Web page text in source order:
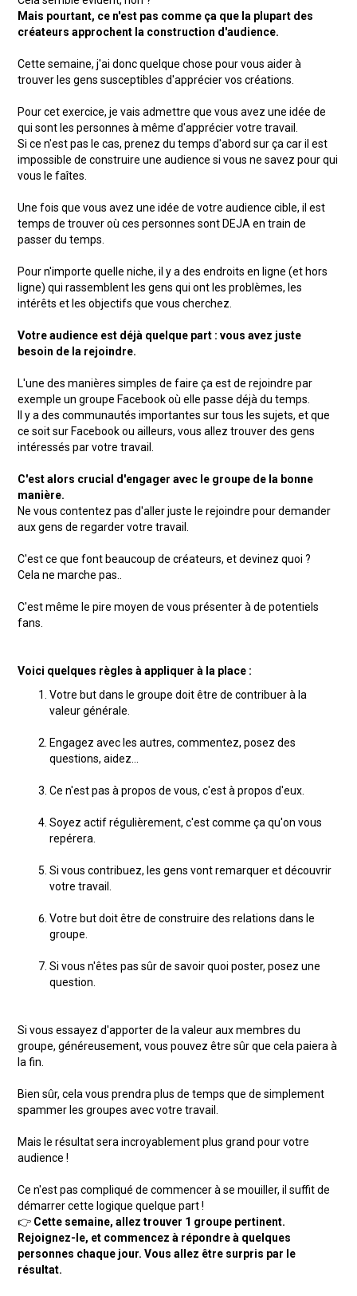
Mais pourtant, ce n'est pas comme ça que la plupart des
créateurs approchent la construction d'audience.
Cette semaine, j'ai donc quelque chose pour vous aider à
trouver les gens susceptibles d'apprécier vos créations.
Pour cet exercice, je vais admettre que vous avez une idée de
qui sont les personnes à même d'apprécier votre travail.
Si ce n'est pas le cas, prenez du temps d'abord sur ça car il est
impossible de construire une audience si vous ne savez pour qui
vous le faîtes.
Une fois que vous avez une idée de votre audience cible, il est
temps de trouver où ces personnes sont DEJA en train de
passer du temps.
Pour n'importe quelle niche, il y a des endroits en ligne (et hors
ligne) qui rassemblent les gens qui ont les problèmes, les
intérêts et les objectifs que vous cherchez.
Votre audience est déjà quelque part : vous avez juste
besoin de la rejoindre.
L'une des manières simples de faire ça est de rejoindre par
exemple un groupe Facebook où elle passe déjà du temps.
Il y a des communautés importantes sur tous les sujets, et que
ce soit sur Facebook ou ailleurs, vous allez trouver des gens
intéressés par votre travail.
C'est alors crucial d'engager avec le groupe de la bonne
manière.
Ne vous contentez pas d'aller juste le rejoindre pour demander
aux gens de regarder votre travail.
C'est ce que font beaucoup de créateurs, et devinez quoi ?
Cela ne marche pas..
C'est même le pire moyen de vous présenter à de potentiels
fans.
Voici quelques règles à appliquer à la place :
Votre but dans le groupe doit être de contribuer à la
valeur générale.
Engagez avec les autres, commentez, posez des
questions, aidez...
Ce n'est pas à propos de vous, c'est à propos d'eux.
Soyez actif régulièrement, c'est comme ça qu'on vous
repérera.
Si vous contribuez, les gens vont remarquer et découvrir
votre travail.
Votre but doit être de construire des relations dans le
groupe.
Si vous n'êtes pas sûr de savoir quoi poster, posez une
question.
Si vous essayez d'apporter de la valeur aux membres du
groupe, généreusement, vous pouvez être sûr que cela paiera à
la fin.
Bien sûr, cela vous prendra plus de temps que de simplement
spammer les groupes avec votre travail.
Mais le résultat sera incroyablement plus grand pour votre
audience !
Ce n'est pas compliqué de commencer à se mouiller, il suffit de
démarrer cette logique quelque part !
👉 Cette semaine, allez trouver 1 groupe pertinent.
Rejoignez-le, et commencez à répondre à quelques
personnes chaque jour. Vous allez être surpris par le
résultat.